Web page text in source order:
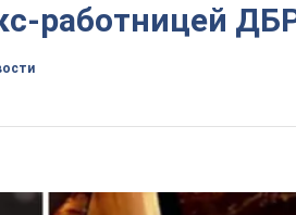
работницей